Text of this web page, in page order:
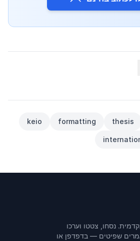
thesis
formatting
keio
נסחו, צטטו וערכו
מיליון מאמרים שפיטים — בדפדפן או